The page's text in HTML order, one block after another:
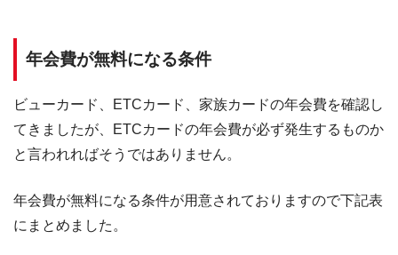
年会費が無料になる条件
ビューカード、ETCカード、家族カードの年会費を確認し
てきましたが、ETCカードの年会費が必ず発生するものか
と言われればそうではありません。
年会費が無料になる条件が用意されておりますので下記表
にまとめました。